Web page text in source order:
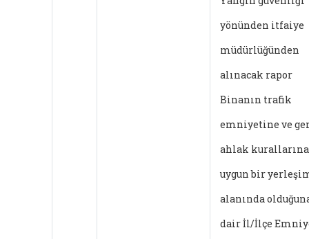
yönünden itfaiye
müdürlüğünden
alınacak rapor
Binanın trafik
emniyetine ve
ahlak kurallarına
uygun bir
alanında
dair İl/İlçe